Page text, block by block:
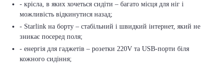
- крісла, в яких хочеться сидіти – багато місця для ніг і
можливість відкинутися назад;
- Starlink на борту – стабільний і швидкий інтернет, який не
зникає посеред поля;
- енергія для гаджетів – розетки 220V та USB-порти біля
кожного сидіння;